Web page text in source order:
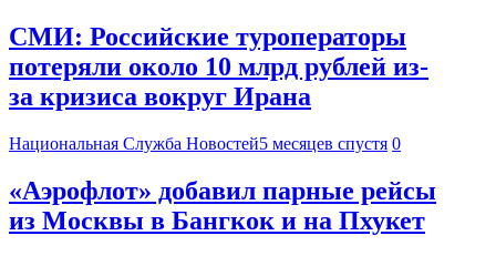
СМИ: Российские туроператоры
потеряли около 10 млрд рублей из-
за кризиса вокруг Ирана
Национальная Служба Новостей5 месяцев спустя 0
«Аэрофлот» добавил парные рейсы
из Москвы в Бангкок и на Пхукет